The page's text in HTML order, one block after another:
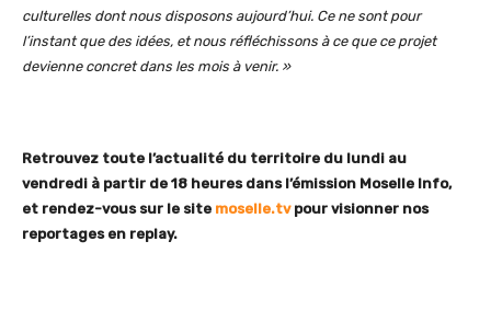
culturelles dont nous disposons aujourd’hui. Ce ne sont pour
l’instant que des idées, et nous réfléchissons à ce que ce projet
devienne concret dans les mois à venir. »
Retrouvez toute l’actualité du territoire du lundi au
vendredi à partir de 18 heures dans l’émission Moselle Info,
et rendez-vous sur le site moselle.tv pour visionner nos
reportages en replay.